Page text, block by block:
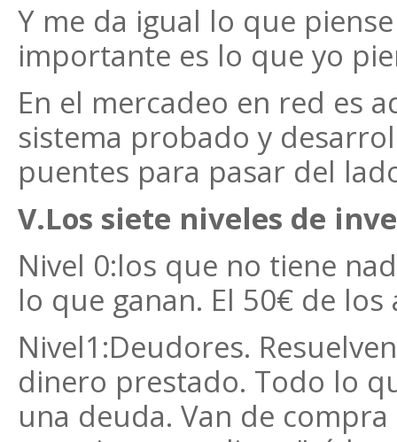
Y me da igual lo que
importante es lo que yo
En el mercadeo en red es
sistema probado y
puentes para pasar del
V.Los siete niveles de
Nivel 0:los que no tiene
lo que ganan. El 50€ de
Nivel1:Deudores.
dinero prestado. Todo lo
una deuda. Van de